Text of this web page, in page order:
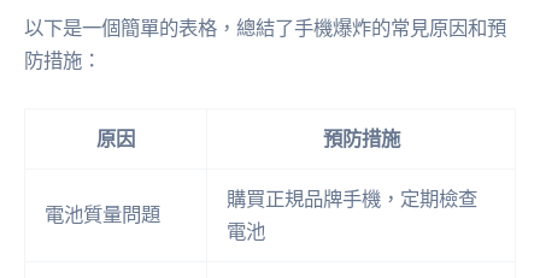
以下是一個簡單的表格，總結了手機爆炸的常見原因和預
防措施：
原因 預防措施
電池質量問題
購買正規品牌手機，定期檢查
電池